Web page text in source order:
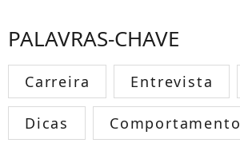
PALAVRAS-CHAVE
Carreira Entrevista
Dicas Comportamento